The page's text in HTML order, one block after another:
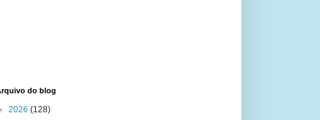
do blog
2026 (128)